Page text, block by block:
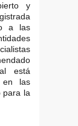
y
a las
está
en las
para la